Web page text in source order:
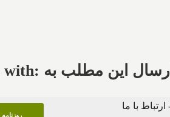
Share this with: ارسال این مطلب به
روزنامه